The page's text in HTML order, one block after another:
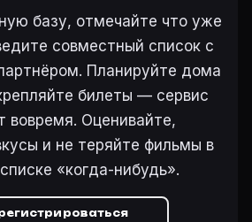
базу, отмечайте что уже
совместный список с
Планируйте дома
билеты — сервис
вовремя. Оценивайте,
и не теряйте фильмы в
«когда-нибудь».